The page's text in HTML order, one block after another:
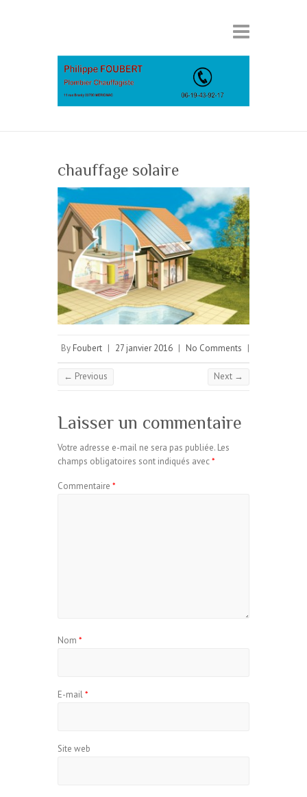
chauffage solaire
By Foubert | 27 janvier 2016 | No Comments |
← Previous Next →
Laisser un commentaire
Votre adresse e-mail ne sera pas publiée. Les
champs obligatoires sont indiqués avec*
Commentaire *
Nom *
E-mail*
Site web